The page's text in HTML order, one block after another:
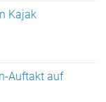
Kajak
Auftakt auf